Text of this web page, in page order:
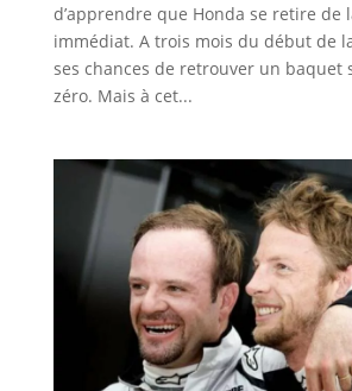
d’apprendre que Honda se retire de
immédiat. A trois mois du début de
ses chances de retrouver un baquet
zéro. Mais à cet...